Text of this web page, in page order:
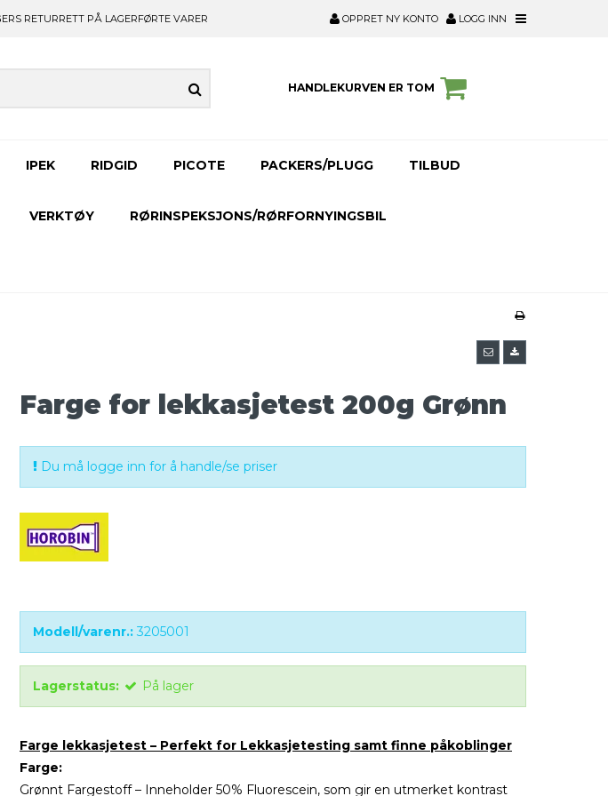
RETURRETT PÅ LAGERFØRTE VARER OPPRET NY KONTO LOGG INN
HANDLEKURVEN ER TOM
IPEK RIDGID PICOTE PACKERS/PLUGG TILBUD
VERKTØY RØRINSPEKSJONS/RØRFORNYINGSBIL
Farge for lekkasjetest 200g Grønn
Du må logge inn for å handle/se priser
Modell/varenr.: 3205001
Lagerstatus: På lager
Farge lekkasjetest – Perfekt for Lekkasjetesting samt finne påkoblinger
Farge:
Grønnt Fargestoff – Inneholder 50% Fluorescein, som gir en utmerket kontrast